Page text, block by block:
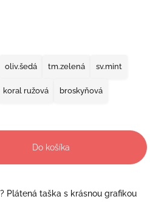
oliv.šedá tm.zelená sv.mint
koral ružová broskyňová
Do košíka
Plátená taška s krásnou grafikou